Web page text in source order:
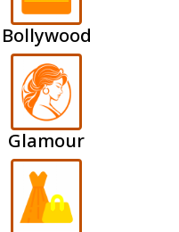
Bollywood
Glamour